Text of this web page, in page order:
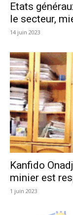
Etats
le secteur,
14 juin 2023
Kanfido
minier est
1 juin 2023